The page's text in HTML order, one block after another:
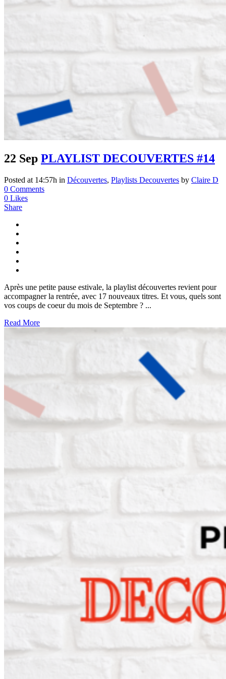
22 Sep PLAYLIST DECOUVERTES #14
Posted at 14:57h in Découvertes, Playlists Decouvertes by Claire D
0 Comments
0 Likes
Share
Après une petite pause estivale, la playlist découvertes revient pour
accompagner la rentrée, avec 17 nouveaux titres. Et vous, quels sont
vos coups de coeur du mois de Septembre ? ...
Read More